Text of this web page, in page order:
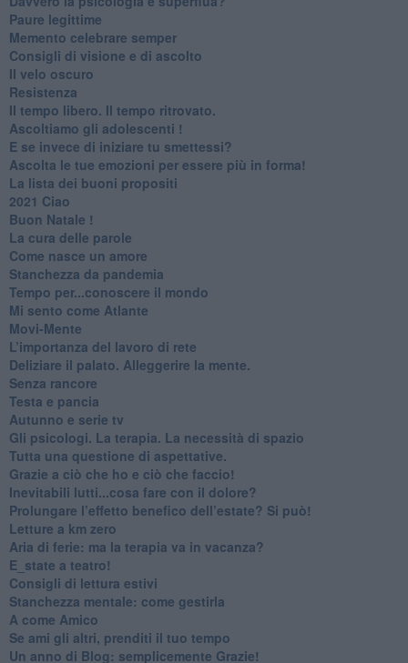
Paure legittime
​Memento celebrare semper
​Consigli di visione e di ascolto
​Il velo oscuro
Resistenza
​Il tempo libero. Il tempo ritrovato.
Ascoltiamo gli adolescenti !
​E se invece di iniziare tu smettessi?
​Ascolta le tue emozioni per essere più in forma!
​La lista dei buoni propositi
2021 Ciao
Buon Natale !
​La cura delle parole
​Come nasce un amore
Stanchezza da pandemia
​Tempo per...conoscere il mondo
​Mi sento come Atlante
​Movi-Mente
​L’importanza del lavoro di rete
​Deliziare il palato. Alleggerire la mente.
​Senza rancore
​Testa e pancia
​Autunno e serie tv
​Gli psicologi. La terapia. La necessità di spazio
​Tutta una questione di aspettative.
​Grazie a ciò che ho e ciò che faccio!
​Inevitabili lutti...cosa fare con il dolore?
Prolungare l’effetto benefico dell’estate? Si può!
​Letture a km zero
​Aria di ferie: ma la terapia va in vacanza?
​E_state a teatro!
​Consigli di lettura estivi
​Stanchezza mentale: come gestirla
​A come Amico
​Se ami gli altri, prenditi il tuo tempo
​Un anno di Blog: semplicemente Grazie!